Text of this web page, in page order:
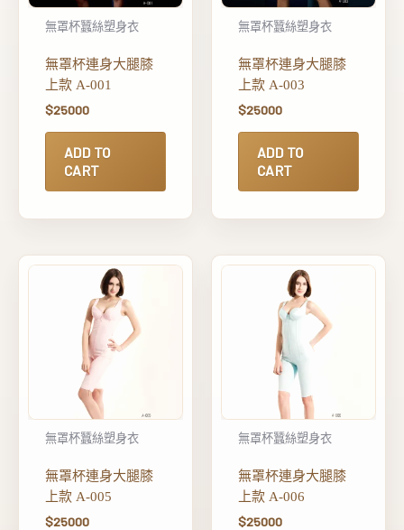
無罩杯蠶絲塑身衣
無罩杯連身大腿膝
上款 A-001
$25000
ADD TO
CART
無罩杯蠶絲塑身衣
無罩杯連身大腿膝
上款 A-003
$25000
ADD TO
CART
無罩杯蠶絲塑身衣
無罩杯連身大腿膝
上款 A-005
$25000
無罩杯蠶絲塑身衣
無罩杯連身大腿膝
上款 A-006
$25000